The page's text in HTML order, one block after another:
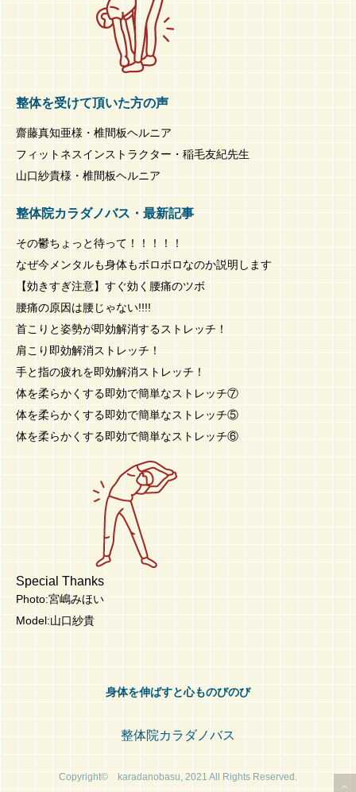
整体を受けて頂いた方の声
齋藤真知亜様・椎間板ヘルニア
フィットネスインストラクター・稲毛友紀先生
山口紗貴様・椎間板ヘルニア
整体院カラダノバス・最新記事
その鬱ちょっと待って！！！！！
なぜ今メンタルも身体もボロボロなのか説明します
【効きすぎ注意】すぐ効く腰痛のツボ
腰痛の原因は腰じゃない!!!!
首こりと姿勢が即効解消するストレッチ！
肩こり即効解消ストレッチ！
手と指の疲れを即効解消ストレッチ！
体を柔らかくする即効で簡単なストレッチ⑦
体を柔らかくする即効で簡単なストレッチ⑤
体を柔らかくする即効で簡単なストレッチ⑥
Special Thanks
Photo:宮嶋みほい
Model:山口紗貴
身体を伸ばすと心ものびのび
整体院カラダノバス
Copyright© karadanobasu, 2021 All Rights Reserved.